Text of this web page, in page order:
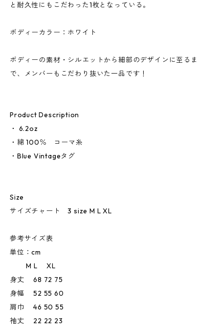
と耐久性にもこだわった1枚となっている。
ボディーカラー：ホワイト
ボディーの素材・シルエットから細部のデザインに至るま
で、メンバーもこだわり抜いた一品です！
Product Description
・ 6.2oz
・綿 100％ コーマ糸
・Blue Vintageタグ
Size
サイズチャート 3 size M L XL
参考サイズ表
単位：cm
M L XL
身丈 68 72 75
身幅 52 55 60
肩巾 46 50 55
袖丈 22 22 23